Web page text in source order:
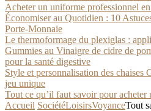
Acheter un uniforme professionnel
Économiser au Quotidien : 10
Porte-Monnaie
Le thermoformage du plexiglas :
Gummies au Vinaigre de cidre de
pour la santé digestive
Style et personnalisation des chaises
jeu unique
Tout ce qu’il faut savoir pour acheter
Accueil SociétéLoisirsVoyanceTout